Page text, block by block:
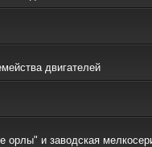
двигателей
орлы" и заводская